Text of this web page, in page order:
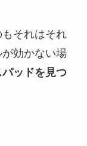
それはそれ
効かない場
ッドを見つ